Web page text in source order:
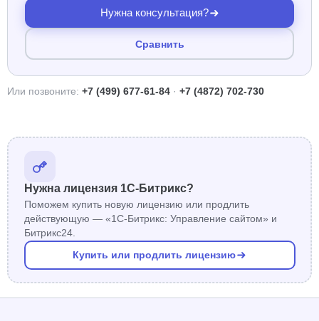
Нужна консультация?
Сравнить
Или позвоните: +7 (499) 677-61-84 · +7 (4872) 702-730
Нужна лицензия 1С-Битрикс?
Поможем купить новую лицензию или продлить
действующую — «1С-Битрикс: Управление сайтом» и
Битрикс24.
Купить или продлить лицензию